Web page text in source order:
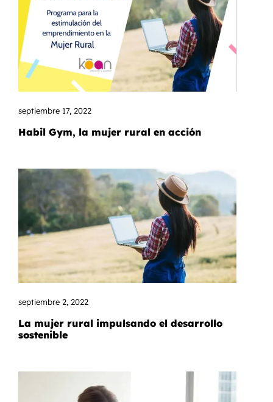
septiembre 17, 2022
Habil Gym, la mujer rural en acción
septiembre 2, 2022
La mujer rural impulsando el desarrollo
sostenible